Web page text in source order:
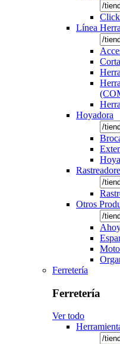
Línea
Hoyadora
Otros
Ferretería
Ferretería
Ver todo